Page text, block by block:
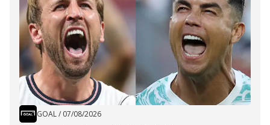
GOAL/ 07/08/2026